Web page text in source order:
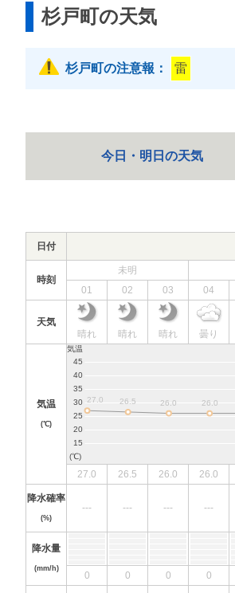
杉戸町の天気
杉戸町の注意報： 雷
今日・明日の天気
日付
時刻
未明
01
02 03 04
天気
晴れ
晴れ 晴れ 曇り
気温
(℃)
27.0 26.5 26.0 26.0
降水確率
(%)
--- --- --- ---
降水量
(mm/h)
0 0 0 0